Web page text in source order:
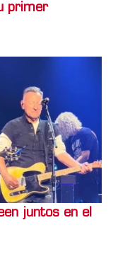
primer
juntos en el